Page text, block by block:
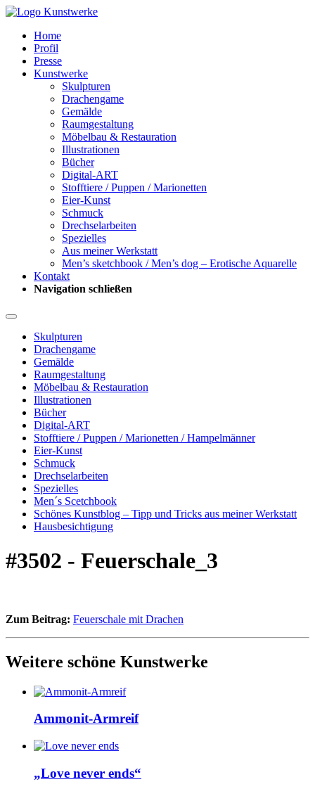
Home
Profil
Presse
Kunstwerke
Skulpturen
Drachengame
Gemälde
Raumgestaltung
Möbelbau & Restauration
Illustrationen
Bücher
Digital-ART
Stofftiere / Puppen / Marionetten
Eier-Kunst
Schmuck
Drechselarbeiten
Spezielles
Aus meiner Werkstatt
Men’s sketchbook / Men’s dog – Erotische Aquarelle
Kontakt
Navigation schließen
Skulpturen
Drachengame
Gemälde
Raumgestaltung
Möbelbau & Restauration
Illustrationen
Bücher
Digital-ART
Stofftiere / Puppen / Marionetten / Hampelmänner
Eier-Kunst
Schmuck
Drechselarbeiten
Spezielles
Men´s Scetchbook
Schönes Kunstblog – Tipp und Tricks aus meiner Werkstatt
Hausbesichtigung
#3502 - Feuerschale_3
Zum Beitrag: Feuerschale mit Drachen
Weitere schöne Kunstwerke
Ammonit-Armreif
„Love never ends“